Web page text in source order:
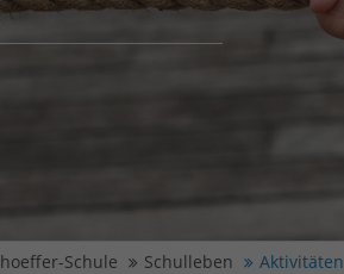
Schule Schulleben Aktivitäten